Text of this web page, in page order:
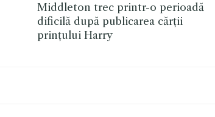
Middleton trec printr-o perioadă
dificilă după publicarea cărții
prințului Harry